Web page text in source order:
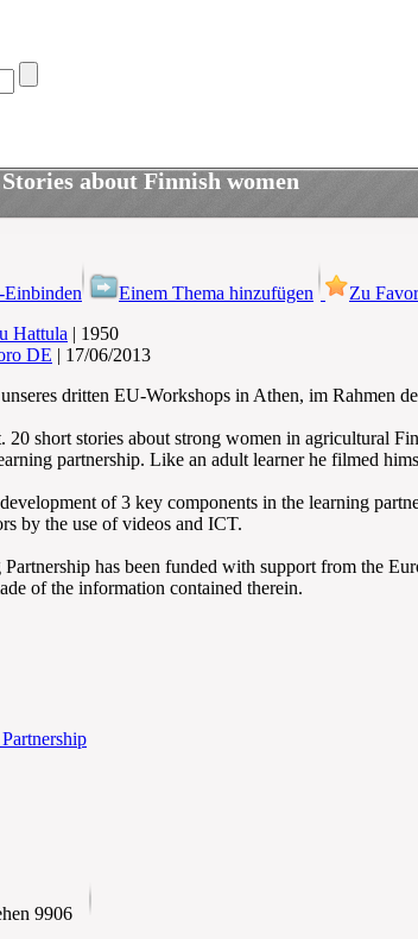
about Finnish women
Einbinden Einem Thema hinzufügen Zu
Hattula | 1950
DE | 17/06/2013
dritten EU-Workshops in Athen, im Rahmen
20 short stories about strong women in agricultural
partnership. Like an adult learner he filmed
of 3 key components in the learning
by the use of videos and ICT.
has been funded with support from the
of the information contained therein.
9906